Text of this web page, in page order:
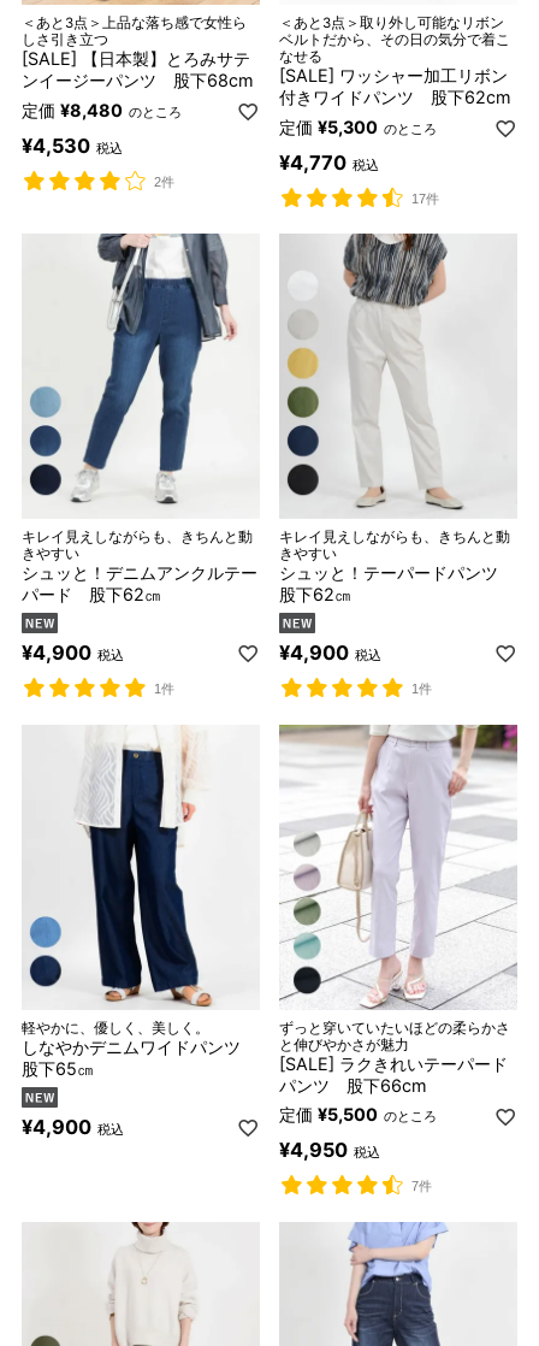
＜あと3点＞上品な落ち感で女性ら
しさ引き立つ
[SALE] 【日本製】とろみサテ
ンイージーパンツ 股下68cm
定価 ¥8,480 のところ
¥4,530 税込
2件
＜あと3点＞取り外し可能なリボン
ベルトだから、その日の気分で着こ
なせる
[SALE] ワッシャー加工リボン
付きワイドパンツ 股下62cm
定価 ¥5,300 のところ
¥4,770 税込
17件
キレイ見えしながらも、きちんと動
きやすい
シュッと！デニムアンクルテー
パード 股下62㎝
¥4,900 税込
1件
キレイ見えしながらも、きちんと動
きやすい
シュッと！テーパードパンツ
股下62㎝
¥4,900 税込
1件
軽やかに、優しく、美しく。
しなやかデニムワイドパンツ
股下65㎝
¥4,900 税込
ずっと穿いていたいほどの柔らかさ
と伸びやかさが魅力
[SALE] ラクきれいテーパード
パンツ 股下66cm
定価 ¥5,500 のところ
¥4,950 税込
7件